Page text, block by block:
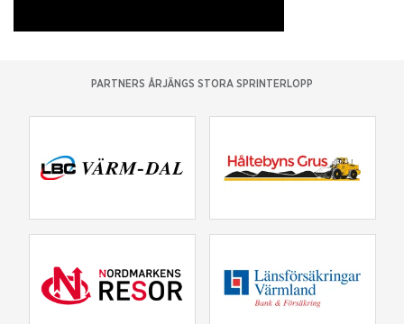
PARTNERS ÅRJÄNGS STORA SPRINTERLOPP